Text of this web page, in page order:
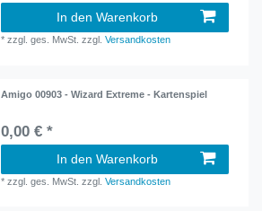
In den Warenkorb
*zzgl. ges. MwSt. zzgl.Versandkosten
Amigo 00903 - Wizard Extreme - Kartenspiel
0,00 € *
In den Warenkorb
*zzgl. ges. MwSt. zzgl.Versandkosten